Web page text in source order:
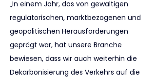
„In einem Jahr, das von gewaltigen
regulatorischen, marktbezogenen und
geopolitischen Herausforderungen
geprägt war, hat unsere Branche
bewiesen, dass wir auch weiterhin die
Dekarbonisierung des Verkehrs auf die